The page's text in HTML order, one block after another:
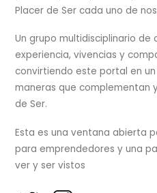
Placer de Ser cada uno de
Un grupo multidisciplinario
experiencia, vivencias y
convirtiendo este portal en
maneras que complementan
de Ser.
Esta es una ventana abierta
para emprendedores y una
ver y ser vistos